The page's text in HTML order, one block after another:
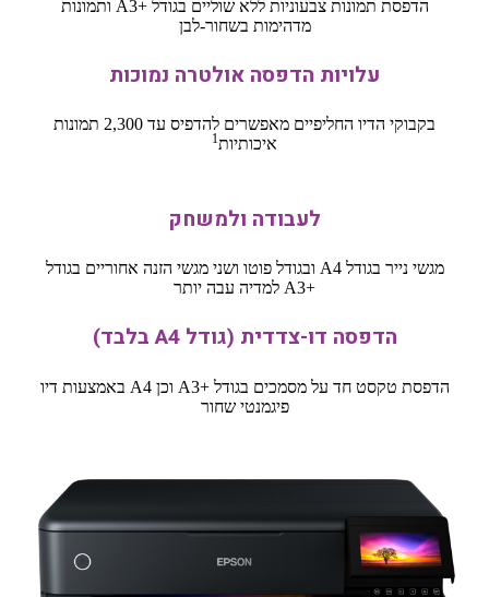
הדפסת תמונות צבעוניות ללא שוליים בגודל A3+‎ ותמונות
מדהימות בשחור-לבן
עלויות הדפסה אולטרה נמוכות
בקבוקי הדיו החליפיים מאפשרים להדפיס עד 2,300 תמונות
איכותיות1
לעבודה ולמשחק
מגשי נייר בגודל A4 ובגודל פוטו ושני מגשי הזנה אחוריים בגודל
A3+‎ למדיה עבה יותר
הדפסה דו-צדדית (גודל A4 בלבד)
הדפסת טקסט חד על מסמכים בגודל A3+‎ וכן A4 באמצעות דיו
פיגמנטי שחור